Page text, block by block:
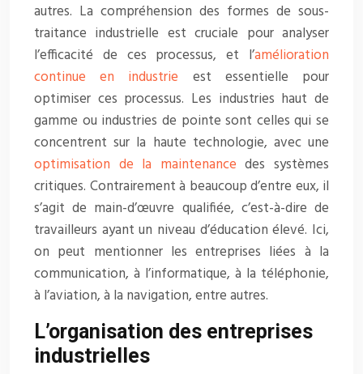
autres. La compréhension des formes de sous-
traitance industrielle est cruciale pour analyser
l’efficacité de ces processus, et l’amélioration
continue en industrie est essentielle pour
optimiser ces processus. Les industries haut de
gamme ou industries de pointe sont celles qui se
concentrent sur la haute technologie, avec une
optimisation de la maintenance des systèmes
critiques. Contrairement à beaucoup d’entre eux, il
s’agit de main-d’œuvre qualifiée, c’est-à-dire de
travailleurs ayant un niveau d’éducation élevé. Ici,
on peut mentionner les entreprises liées à la
communication, à l’informatique, à la téléphonie,
à l’aviation, à la navigation, entre autres.
L’organisation des entreprises
industrielles